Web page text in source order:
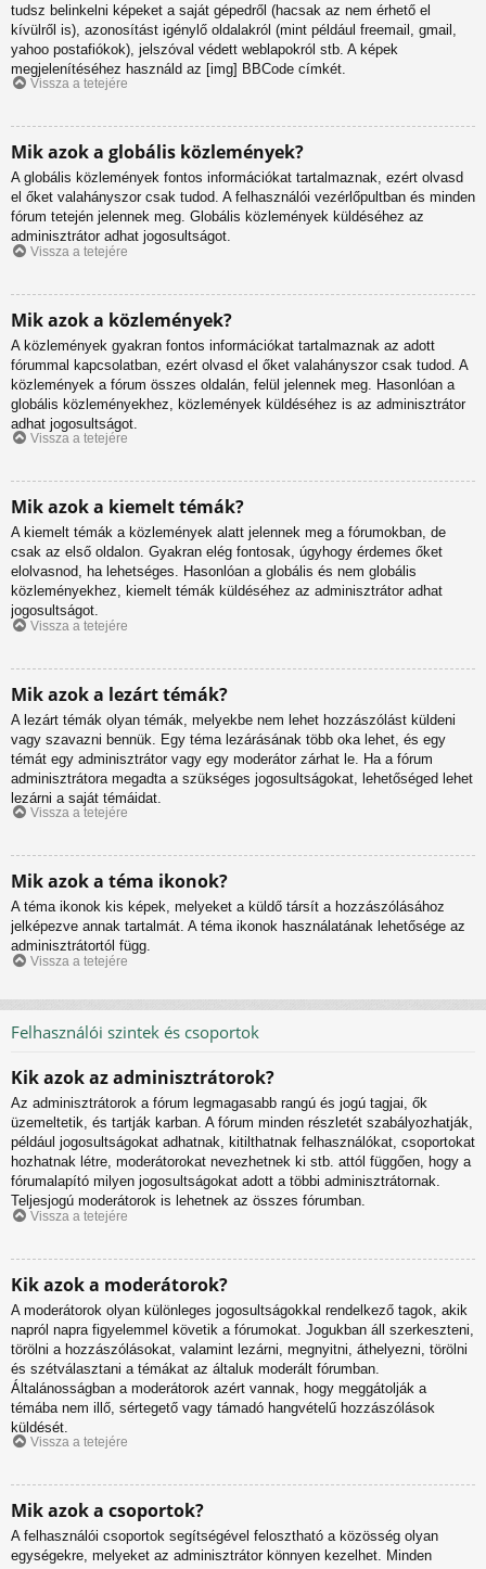
tudsz belinkelni képeket a saját gépedről (hacsak az nem érhető el
kívülről is), azonosítást igénylő oldalakról (mint például freemail, gmail,
yahoo postafiókok), jelszóval védett weblapokról stb. A képek
megjelenítéséhez használd az [img] BBCode címkét.
Vissza a tetejére
Mik azok a globális közlemények?
A globális közlemények fontos információkat tartalmaznak, ezért olvasd
el őket valahányszor csak tudod. A felhasználói vezérlőpultban és minden
fórum tetején jelennek meg. Globális közlemények küldéséhez az
adminisztrátor adhat jogosultságot.
Vissza a tetejére
Mik azok a közlemények?
A közlemények gyakran fontos információkat tartalmaznak az adott
fórummal kapcsolatban, ezért olvasd el őket valahányszor csak tudod. A
közlemények a fórum összes oldalán, felül jelennek meg. Hasonlóan a
globális közleményekhez, közlemények küldéséhez is az adminisztrátor
adhat jogosultságot.
Vissza a tetejére
Mik azok a kiemelt témák?
A kiemelt témák a közlemények alatt jelennek meg a fórumokban, de
csak az első oldalon. Gyakran elég fontosak, úgyhogy érdemes őket
elolvasnod, ha lehetséges. Hasonlóan a globális és nem globális
közleményekhez, kiemelt témák küldéséhez az adminisztrátor adhat
jogosultságot.
Vissza a tetejére
Mik azok a lezárt témák?
A lezárt témák olyan témák, melyekbe nem lehet hozzászólást küldeni
vagy szavazni bennük. Egy téma lezárásának több oka lehet, és egy
témát egy adminisztrátor vagy egy moderátor zárhat le. Ha a fórum
adminisztrátora megadta a szükséges jogosultságokat, lehetőséged lehet
lezárni a saját témáidat.
Vissza a tetejére
Mik azok a téma ikonok?
A téma ikonok kis képek, melyeket a küldő társít a hozzászólásához
jelképezve annak tartalmát. A téma ikonok használatának lehetősége az
adminisztrátortól függ.
Vissza a tetejére
Felhasználói szintek és csoportok
Kik azok az adminisztrátorok?
Az adminisztrátorok a fórum legmagasabb rangú és jogú tagjai, ők
üzemeltetik, és tartják karban. A fórum minden részletét szabályozhatják,
például jogosultságokat adhatnak, kitilthatnak felhasználókat, csoportokat
hozhatnak létre, moderátorokat nevezhetnek ki stb. attól függően, hogy a
fórumalapító milyen jogosultságokat adott a többi adminisztrátornak.
Teljesjogú moderátorok is lehetnek az összes fórumban.
Vissza a tetejére
Kik azok a moderátorok?
A moderátorok olyan különleges jogosultságokkal rendelkező tagok, akik
napról napra figyelemmel követik a fórumokat. Jogukban áll szerkeszteni,
törölni a hozzászólásokat, valamint lezárni, megnyitni, áthelyezni, törölni
és szétválasztani a témákat az általuk moderált fórumban.
Általánosságban a moderátorok azért vannak, hogy meggátolják a
témába nem illő, sértegető vagy támadó hangvételű hozzászólások
küldését.
Vissza a tetejére
Mik azok a csoportok?
A felhasználói csoportok segítségével felosztható a közösség olyan
egységekre, melyeket az adminisztrátor könnyen kezelhet. Minden